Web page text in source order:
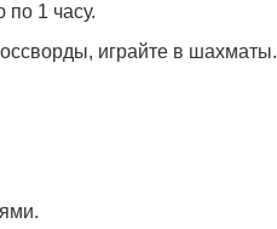
1 часу.
играйте в шахматы.